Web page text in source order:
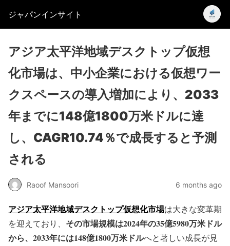
ジャパンインサイト
アジア太平洋地域デスクトップ仮想
化市場は、中小企業における仮想ワー
クスペースの導入増加により、2033
年までに148億1800万米ドルに達
し、CAGR10.74％で成長すると予測
される
Raoof Mansoori 6 months ago
アジア太平洋地域デスクトップ仮想化市場は大きな変革期
を迎えており、 その市場規模は2024年の35億5980万米ドル
から、2033年には148億1800万米ドルへと著しい成長が見